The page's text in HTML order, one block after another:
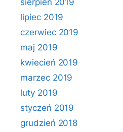
sierpień 2019
lipiec 2019
czerwiec 2019
maj 2019
kwiecień 2019
marzec 2019
luty 2019
styczeń 2019
grudzień 2018